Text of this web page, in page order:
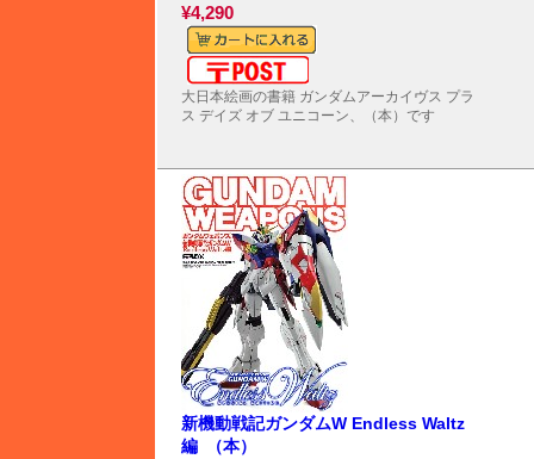
¥4,290
大日本絵画の書籍 ガンダムアーカイヴス プラ
ス デイズ オブ ユニコーン、（本）です
新機動戦記ガンダムW Endless Waltz
編 （本）